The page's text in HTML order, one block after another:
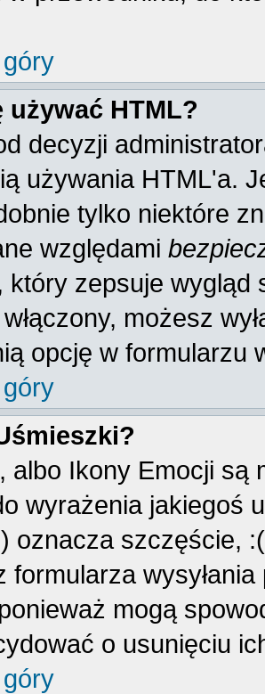
używać HTML?
decyzji
używania HTML'a.
tylko niektóre
względami
który zepsuje wygląd
możesz
opcję w formularzu
albo Ikony Emocji są
wyrażenia jakiegoś
oznacza szczęście,
formularza
mogą
o usunięciu